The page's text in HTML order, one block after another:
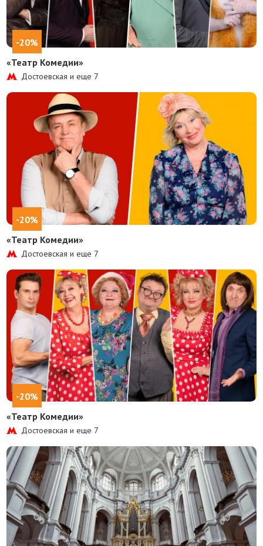
-20%
«Театр Комедии»
Достоевская и еще 7
-20%
«Театр Комедии»
Достоевская и еще 7
-20%
«Театр Комедии»
Достоевская и еще 7